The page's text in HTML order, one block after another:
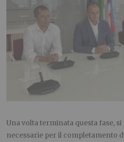
Una volta terminata questa fase,
necessarie per il completamento